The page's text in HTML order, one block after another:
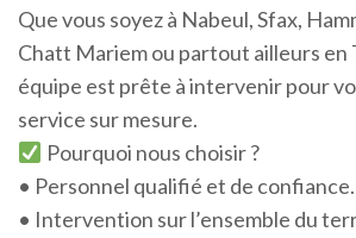
Que vous soyez à Nabeul, Sfax,
Chatt Mariem ou partout ailleurs en
équipe est prête à intervenir pour
service sur mesure.
Pourquoi nous choisir ?
• Personnel qualifié et de confiance.
• Intervention sur l’ensemble du